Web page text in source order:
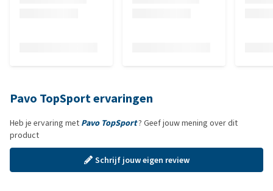
Pavo TopSport ervaringen
Heb je ervaring met Pavo TopSport? Geef jouw mening over dit
product
Schrijf jouw eigen review